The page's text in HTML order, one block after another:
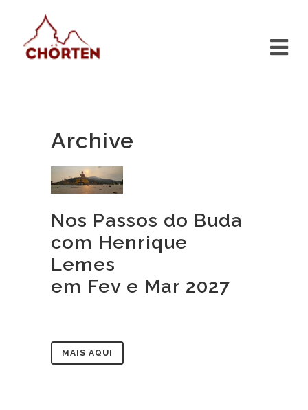
Archive
Nos Passos do Buda
com Henrique
Lemes
em Fev e Mar 2027
MAIS AQUI